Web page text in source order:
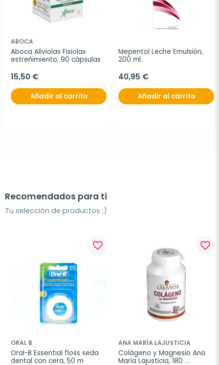
ABOCA
Aboca Aliviolas Fisiolax
estreñimiento, 90 cápsulas
15,50 €
Añadir al carrito
Mepentol Leche Emulsión,
200 ml.
40,95 €
Añadir al carrito
Recomendados para ti
Tu selección de productos ;)
favorite_border
ORAL B
Oral-B Essential floss seda
dental con cera, 50 m
favorite_border
ANA MARÍA LAJUSTICIA
Colágeno y Magnesio Ana
Maria Lajusticia, 180